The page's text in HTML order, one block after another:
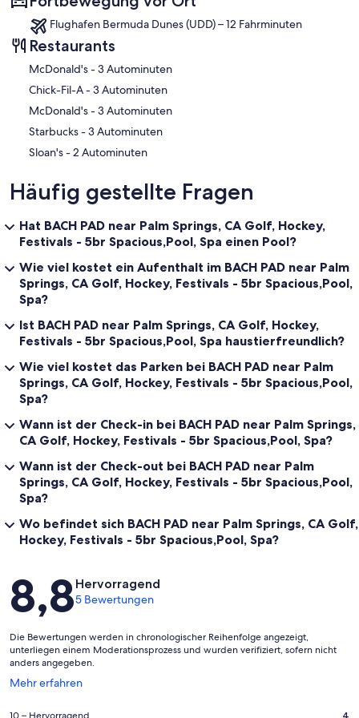
✔ Bathtub with a Shower
✔ Double/ Single Vanities
✔ Toilet
✔ Towels
✔ Hair Dryers
✔ Essential Toiletries
all kinds of different games, take selfies at Central Perk to capture
unforgettable moments with your group. This property currently
has:
✔ Foosball Table
✔ Basketball Arcade
✔ Smart TV with Nintendo mini
★ BACKYARD ★
Work on your vacation tan by relaxing next to the pool or unwind in
the hot tub, grab drinks and gather around the grill to cook some
delicious BBQ! There are numerous options in this luxurious, fully
fenced backyard.
✔ Swimming Pool (with heating available for an additional fee)
✔ Chaise Loungers ~ Gazebo ~ Daybed
✔ Fire Pit with Adirondack Chairs
✔ Gas & Charcoal BBQ Grills
✔ Dining Table with Seating for 6
✔ Small DG rock
✔ Tree Swing Chair
Additional amenities placed for your convenience include:
✔ Self Check-In (Lockbox)
✔ New Air Conditioning
✔Highchair Playpen
✔ Washer/Dryer
✔ Free Private Parking
Flughafen Bermuda Dunes (UDD) – 12 Fahrminuten
Restaurants
‪McDonald's - ‬3 Autominuten
‪Chick-Fil-A - ‬3 Autominuten
‪McDonald's - ‬3 Autominuten
‪Starbucks - ‬3 Autominuten
‪Sloan's - ‬2 Autominuten
Häufig gestellte Fragen
Hat BACH PAD near Palm Springs, CA Golf, Hockey,
Festivals - 5br Spacious,Pool, Spa einen Pool?
Wie viel kostet ein Aufenthalt im BACH PAD near Palm
Springs, CA Golf, Hockey, Festivals - 5br Spacious,Pool,
Spa?
Ist BACH PAD near Palm Springs, CA Golf, Hockey,
Festivals - 5br Spacious,Pool, Spa haustierfreundlich?
Wie viel kostet das Parken bei BACH PAD near Palm
Springs, CA Golf, Hockey, Festivals - 5br Spacious,Pool,
Spa?
Wann ist der Check-in bei BACH PAD near Palm Springs,
CA Golf, Hockey, Festivals - 5br Spacious,Pool, Spa?
Wann ist der Check-out bei BACH PAD near Palm
Springs, CA Golf, Hockey, Festivals - 5br Spacious,Pool,
Spa?
Wo befindet sich BACH PAD near Palm Springs, CA Golf,
Hockey, Festivals - 5br Spacious,Pool, Spa?
Bewertungen
8,8Hervorragend
5 Bewertungen
Die Bewertungen werden in chronologischer Reihenfolge angezeigt,
unterliegen einem Moderationsprozess und wurden verifiziert, sofern nicht
anders angegeben.
Mehr erfahren
Wird
einem
10 – Hervorragend 4